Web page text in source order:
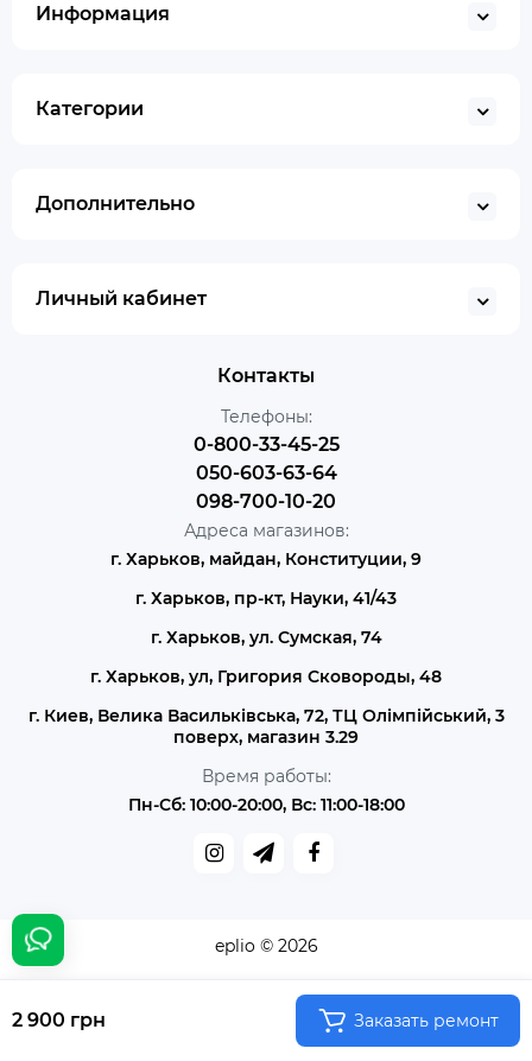
2 900 грн Заказать ремонт
Информация
Категории
Дополнительно
Личный кабинет
Контакты
Телефоны:
0-800-33-45-25
050-603-63-64
098-700-10-20
Адреса магазинов:
г. Харьков, майдан, Конституции, 9
г. Харьков, пр-кт, Науки, 41/43
г. Харьков, ул. Сумская, 74
г. Харьков, ул, Григория Сковороды, 48
г. Киев, Велика Васильківська, 72, ТЦ Олімпійський, 3
поверх, магазин 3.29
Время работы:
Пн-Сб: 10:00-20:00, Вс: 11:00-18:00
eplio © 2026